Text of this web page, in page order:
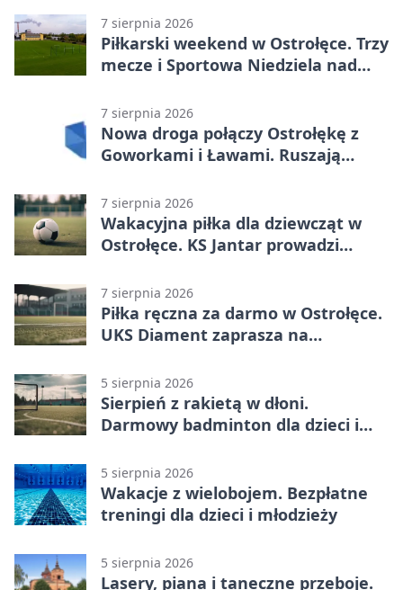
7 sierpnia 2026
Piłkarski weekend w Ostrołęce. Trzy
mecze i Sportowa Niedziela nad
7 sierpnia 2026
Nowa droga połączy Ostrołękę z
Goworkami i Ławami. Ruszają
7 sierpnia 2026
Wakacyjna piłka dla dziewcząt w
Ostrołęce. KS Jantar prowadzi
7 sierpnia 2026
Piłka ręczna za darmo w Ostrołęce.
UKS Diament zaprasza na
5 sierpnia 2026
Sierpień z rakietą w dłoni.
Darmowy badminton dla dzieci i
5 sierpnia 2026
Wakacje z wielobojem. Bezpłatne
treningi dla dzieci i młodzieży
5 sierpnia 2026
Lasery, piana i taneczne przeboje.